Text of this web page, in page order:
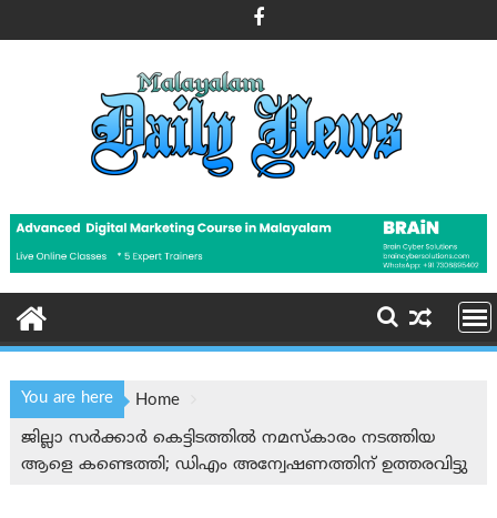
to
You are here
Home
ജില്ലാ സർക്കാർ കെട്ടിടത്തിൽ നമസ്‌കാരം നടത്തിയ
ആളെ കണ്ടെത്തി; ഡിഎം അന്വേഷണത്തിന് ഉത്തരവിട്ടു